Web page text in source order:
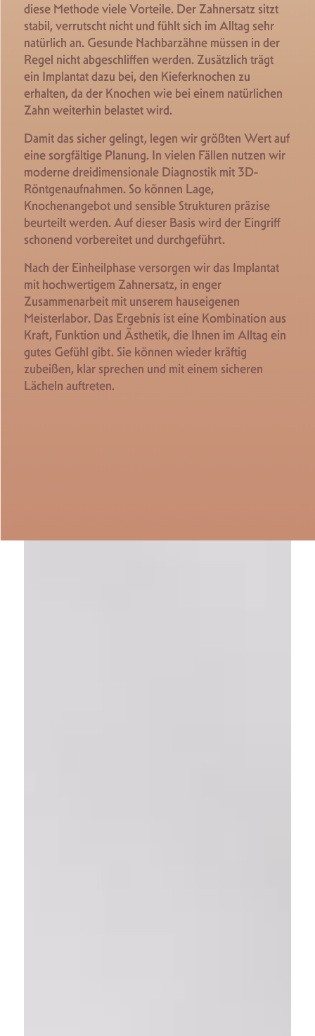
diese Methode viele Vorteile. Der Zahnersatz sitzt
stabil, verrutscht nicht und fühlt sich im Alltag sehr
natürlich an. Gesunde Nachbarzähne müssen in der
Regel nicht abgeschliffen werden. Zusätzlich trägt
ein Implantat dazu bei, den Kieferknochen zu
erhalten, da der Knochen wie bei einem natürlichen
Zahn weiterhin belastet wird.
Damit das sicher gelingt, legen wir größten Wert auf
eine sorgfältige Planung. In vielen Fällen nutzen wir
moderne dreidimensionale Diagnostik mit 3D-
Röntgenaufnahmen. So können Lage,
Knochenangebot und sensible Strukturen präzise
beurteilt werden. Auf dieser Basis wird der Eingriff
schonend vorbereitet und durchgeführt.
Nach der Einheilphase versorgen wir das Implantat
mit hochwertigem Zahnersatz, in enger
Zusammenarbeit mit unserem hauseigenen
Meisterlabor. Das Ergebnis ist eine Kombination aus
Kraft, Funktion und Ästhetik, die Ihnen im Alltag ein
gutes Gefühl gibt. Sie können wieder kräftig
zubeißen, klar sprechen und mit einem sicheren
Lächeln auftreten.